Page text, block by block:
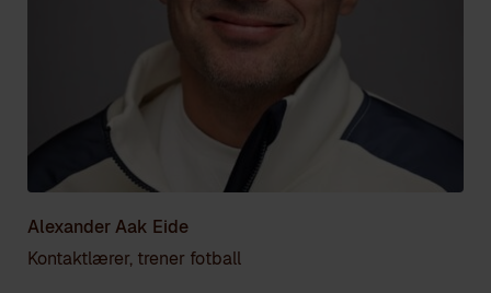
Alexander Aak Eide
Kontaktlærer, trener fotball